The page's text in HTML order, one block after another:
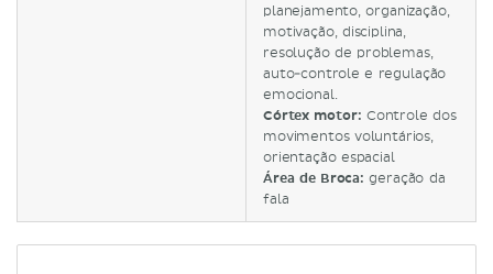
planejamento, organização,
motivação, disciplina,
resolução de problemas,
auto-controle e regulação
emocional.
Córtex motor: Controle dos
movimentos voluntários,
orientação espacial
Área de Broca: geração da
fala